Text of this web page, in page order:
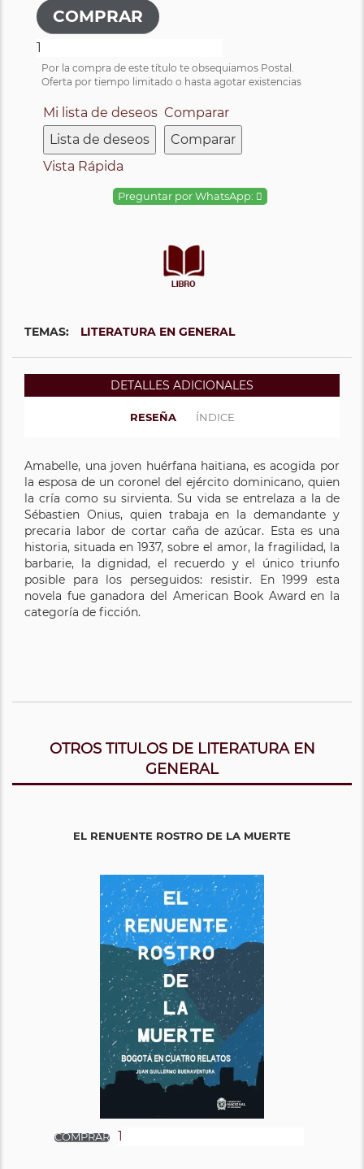
Por la compra de este título te obsequiamos Postal.
Oferta por tiempo limitado o hasta agotar existencias
Mi lista de deseos
Lista de deseos
Comparar
Comparar
Vista Rápida
Preguntar por WhatsApp:
TEMAS: LITERATURA EN GENERAL
DETALLES ADICIONALES
RESEÑA ÍNDICE
Amabelle, una joven huérfana haitiana, es acogida por
la esposa de un coronel del ejército dominicano, quien
la cría como su sirvienta. Su vida se entrelaza a la de
Sébastien Onius, quien trabaja en la demandante y
precaria labor de cortar caña de azúcar. Esta es una
historia, situada en 1937, sobre el amor, la fragilidad, la
barbarie, la dignidad, el recuerdo y el único triunfo
posible para los perseguidos: resistir. En 1999 esta
novela fue ganadora del American Book Award en la
categoría de ficción.
OTROS TITULOS DE LITERATURA EN
GENERAL
EL RENUENTE ROSTRO DE LA MUERTE